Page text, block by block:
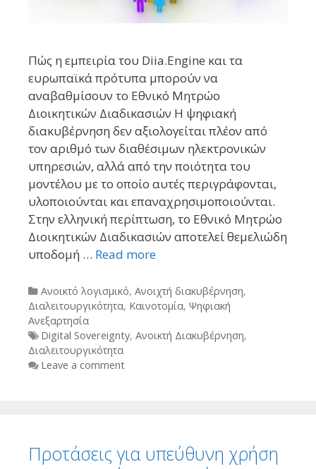
Πώς η εμπειρία του Diia.Engine και τα
ευρωπαϊκά πρότυπα μπορούν να
αναβαθμίσουν το Εθνικό Μητρώο
Διοικητικών Διαδικασιών Η ψηφιακή
διακυβέρνηση δεν αξιολογείται πλέον από
τον αριθμό των διαθέσιμων ηλεκτρονικών
υπηρεσιών, αλλά από την ποιότητα του
μοντέλου με το οποίο αυτές περιγράφονται,
υλοποιούνται και επαναχρησιμοποιούνται.
Στην ελληνική περίπτωση, το Εθνικό Μητρώο
Διοικητικών Διαδικασιών αποτελεί θεμελιώδη
υποδομή … Read more
Categories
Ανοικτό λογισμικό, Ανοιχτή διακυβέρνηση,
Διαλειτουργικότητα, Καινοτομία, Ψηφιακή
Ανεξαρτησία
Tags
Digital Sovereignty, Ανοικτή Διακυβέρνηση,
Διαλειτουργικότητα
Leave a comment
Προτάσεις για υπεύθυνη χρήση